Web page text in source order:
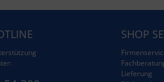
SHOP
Lieferung